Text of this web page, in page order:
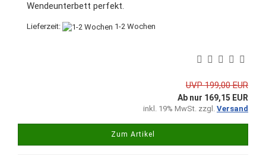
Wendeunterbett perfekt.
Lieferzeit: 1-2 Wochen
UVP 199,00 EUR
Ab nur 169,15 EUR
inkl. 19% MwSt. zzgl. Versand
Zum Artikel